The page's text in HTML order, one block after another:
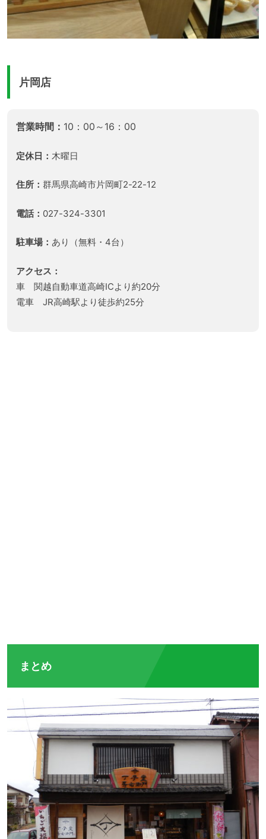
片岡店
営業時間： 10：00～16：00
定休日： 木曜日
住所： 群馬県高崎市片岡町2-22-12
電話： 027-324-3301
駐車場： あり（無料・4台）
アクセス：
車 関越自動車道高崎ICより約20分
電車 JR高崎駅より徒歩約25分
まとめ